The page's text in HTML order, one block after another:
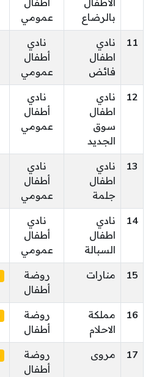
الأطفال
بالرضاع
أطفال
عمومي
11
نادي
اطفال
فائض
نادي
أطفال
عمومي
12
نادي
اطفال
سوق
الجديد
نادي
أطفال
عمومي
13
نادي
اطفال
جلمة
نادي
أطفال
عمومي
14
نادي
اطفال
السبالة
نادي
أطفال
عمومي
15 منارات
روضة
أطفال
16
مملكة
الاحلام
روضة
أطفال
17 مروى
روضة
أطفال